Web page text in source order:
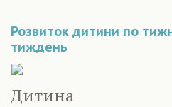
Розвиток дитини по
тиждень
Дитина